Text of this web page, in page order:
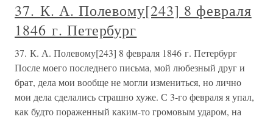
37. К. А. Полевому[243] 8 февраля
1846 г. Петербург
37. К. А. Полевому[243] 8 февраля 1846 г. Петербург
После моего последнего письма, мой любезный друг и
брат, дела мои вообще не могли измениться, но лично
мои дела сделались страшно хуже. С 3-го февраля я упал,
как будто пораженный каким-то громовым ударом, на